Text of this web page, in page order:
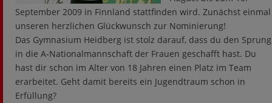
September 2009 in Finnland stattfinden wird. Zunächst einmal
unseren herzlichen Glückwunsch zur Nominierung!
Das Gymnasium Heidberg ist stolz darauf, dass du den Sprung
in die A-Nationalmannschaft der Frauen geschafft hast. Du
hast dir schon im Alter von 18 Jahren einen Platz im Team
erarbeitet. Geht damit bereits ein Jugendtraum schon in
Erfüllung?